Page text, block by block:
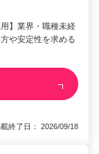
】業界・職種未経
や安定性を求める
終了日： 2026/09/18